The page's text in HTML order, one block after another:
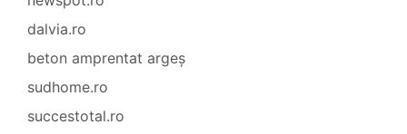
dalvia.ro
beton amprentat argeș
sudhome.ro
succestotal.ro